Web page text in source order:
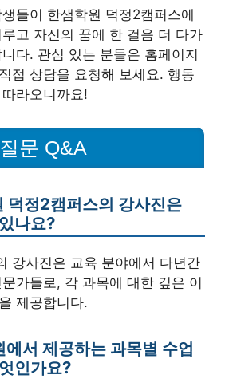
들이 한샘학원 덕정2캠퍼스에
고 자신의 꿈에 한 걸음 더 다가
다. 관심 있는 분들은 홈페이지
접 상담을 요청해 보세요. 행동
라오니까요!
문 Q&A
덕정2캠퍼스의 강사진은
나요?
강사진은 교육 분야에서 다년간
가들로, 각 과목에 대한 깊은 이
제공합니다.
서 제공하는 과목별 수업
인가요?